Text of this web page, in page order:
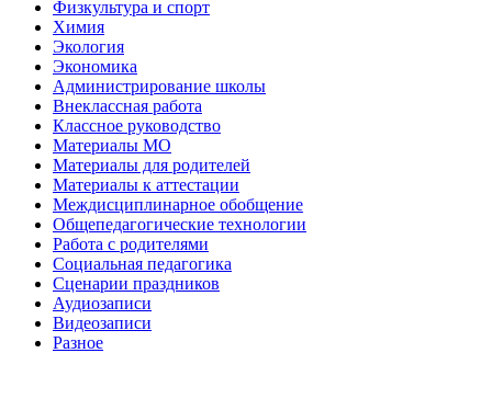
Физкультура и спорт
Химия
Экология
Экономика
Администрирование школы
Внеклассная работа
Классное руководство
Материалы МО
Материалы для родителей
Материалы к аттестации
Междисциплинарное обобщение
Общепедагогические технологии
Работа с родителями
Социальная педагогика
Сценарии праздников
Аудиозаписи
Видеозаписи
Разное